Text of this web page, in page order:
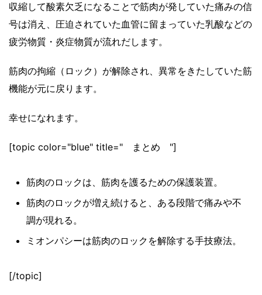
収縮して酸素欠乏になることで筋肉が発していた痛みの信
号は消え、圧迫されていた血管に留まっていた乳酸などの
疲労物質・炎症物質が流れだします。
筋肉の拘縮（ロック）が解除され、異常をきたしていた筋
機能が元に戻ります。
幸せになれます。
[topic color="blue" title=" まとめ "]
筋肉のロックは、筋肉を護るための保護装置。
筋肉のロックが増え続けると、ある段階で痛みや不
調が現れる。
ミオンパシーは筋肉のロックを解除する手技療法。
[/topic]